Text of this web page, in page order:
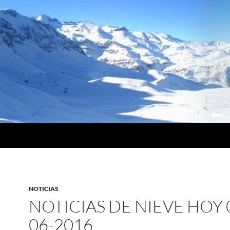
NOTICIAS
NOTICIAS DE NIEVE HOY
06-2016